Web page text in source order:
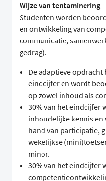
Wijze van tentaminering
Studenten worden
en ontwikkeling van
communicatie,
gedrag).
De adaptieve opdracht
eindcijfer en wordt
op zowel inhoud als
30% van het eindcijfer
inhoudelijke kennis en
hand van participatie,
wekelijkse
minor.
30% van het eindcijfer